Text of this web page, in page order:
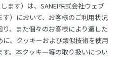
ます）は、SANEI株式会社ウェブ
）において、お客様のご利用状況
、また個々のお客様により適した
、クッキーおよび類似技術を使用
。本クッキー等の取り扱いについ